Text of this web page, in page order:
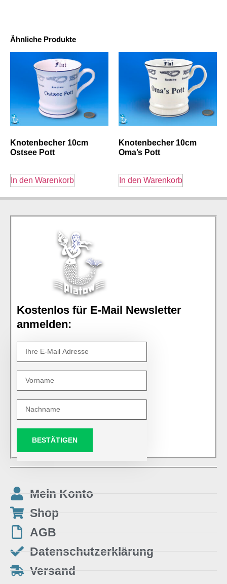
Ähnliche Produkte
Knotenbecher 10cm
Ostsee Pott
In den Warenkorb
Knotenbecher 10cm
Oma’s Pott
In den Warenkorb
Kostenlos für E-Mail Newsletter
anmelden:
BESTÄTIGEN
Mein Konto
Shop
AGB
Datenschutzerklärung
Versand